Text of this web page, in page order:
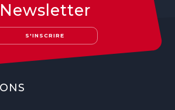
Newsletter
S'INSCRIRE